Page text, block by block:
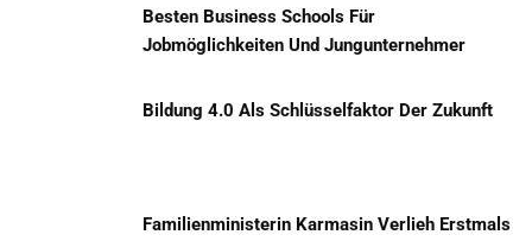
Besten Business Schools Für
Jobmöglichkeiten Und Jungunternehmer
Bildung 4.0 Als Schlüsselfaktor Der Zukunft
Familienministerin Karmasin Verlieh Erstmals